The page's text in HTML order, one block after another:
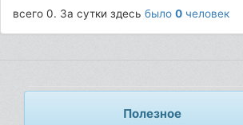
всего 0. За сутки здесьбыло0 человек
Полезное